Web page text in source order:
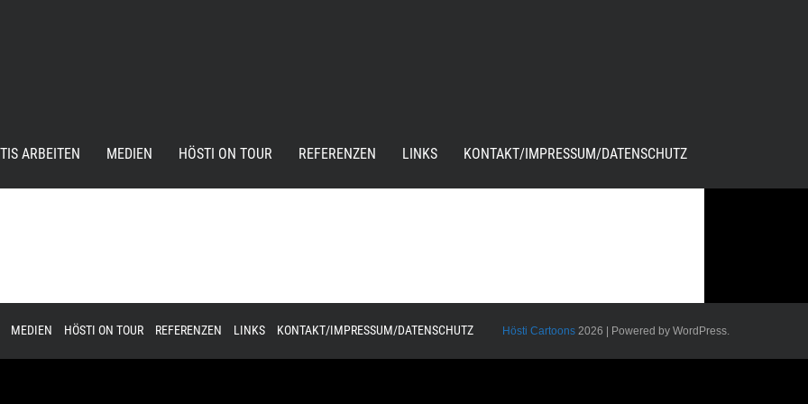
ARBEITEN MEDIEN HÖSTI ON TOUR REFERENZEN LINKS KONTAKT/IMPRESSUM/DATENSCHUTZ
MEDIEN HÖSTI ON TOUR REFERENZEN LINKS KONTAKT/IMPRESSUM/DATENSCHUTZ Hösti Cartoons 2026 | Powered by WordPress.